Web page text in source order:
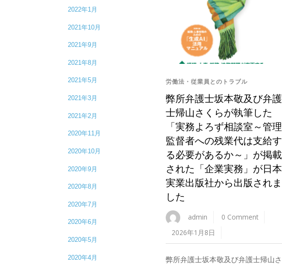
労働法・従業員とのトラブル
弊所弁護士坂本敬及び弁護
士帰山さくらが執筆した
「実務よろず相談室～管理
監督者への残業代は支給す
る必要があるか～」が掲載
された「企業実務」が日本
実業出版社から出版されま
した
admin
0 Comment
2026年1月8日
弊所弁護士坂本敬及び弁護士帰山さ
2022年1月
2021年10月
2021年9月
2021年8月
2021年5月
2021年3月
2021年2月
2020年11月
2020年10月
2020年9月
2020年8月
2020年7月
2020年6月
2020年5月
2020年4月